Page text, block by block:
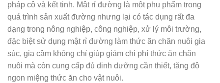
pháp cô và kết tinh. Mật rỉ đường là một phụ phẩm trong
quá trình sản xuất đường nhưng lại có tác dụng rất đa
dạng trong nông nghiệp, công nghiệp, xử lý môi trường,
đặc biệt sử dụng mật rỉ đường làm thức ăn chăn nuôi gia
súc, gia cầm không chỉ giúp giảm chi phí thức ăn chăn
nuôi mà còn cung cấp đủ dinh dưỡng cần thiết, tăng độ
ngon miệng thức ăn cho vật nuôi.